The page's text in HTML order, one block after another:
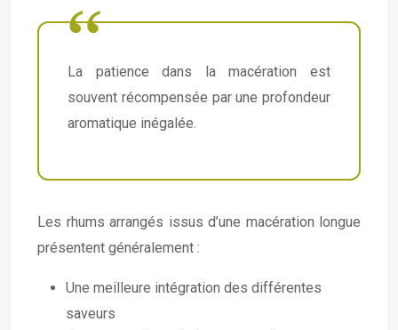
La patience dans la macération est
souvent récompensée par une profondeur
aromatique inégalée.
Les rhums arrangés issus d’une macération longue
présentent généralement :
Une meilleure intégration des différentes
saveurs